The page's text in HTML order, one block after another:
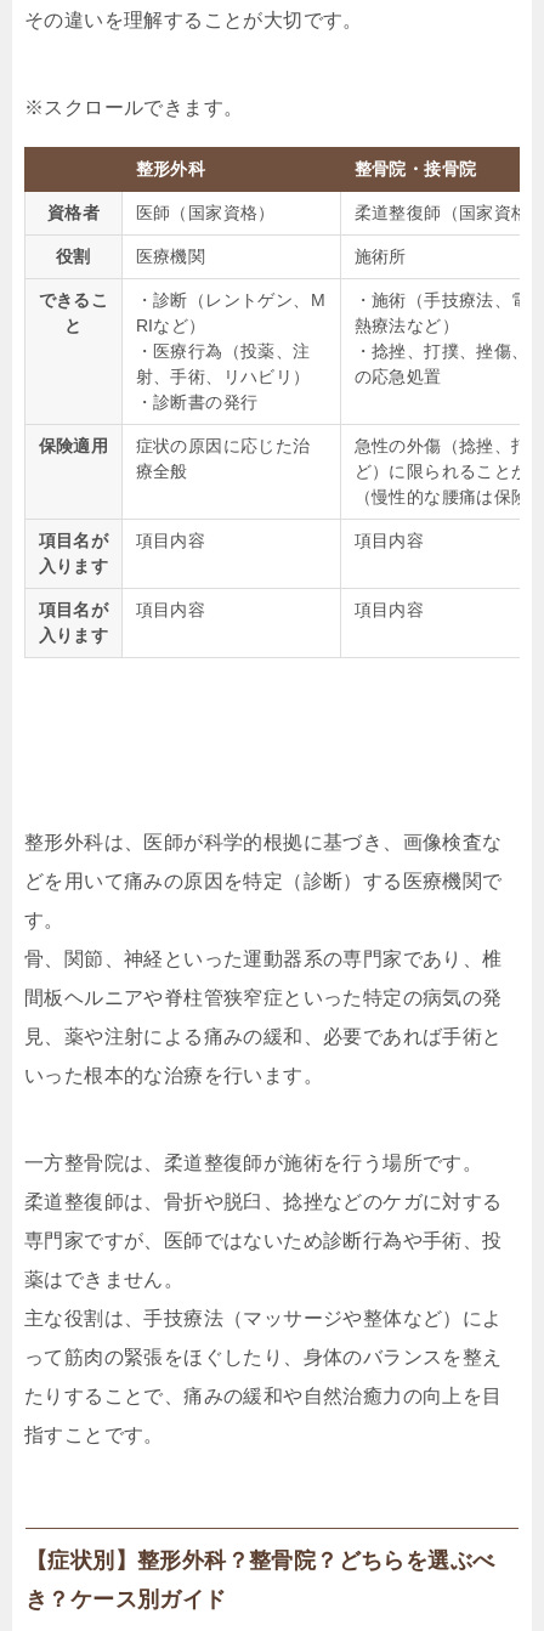
その違いを理解することが大切です。
整形外科 整骨院・接骨院
資格者 医師（国家資格） 柔道整復師（国家資格
役割 医療機関 施術所
できるこ
と
・診断（レントゲン、M
RIなど）
・医療行為（投薬、注
射、手術、リハビリ）
・診断書の発行
・施術（手技療法、電
熱療法など）
・捻挫、打撲、挫傷、
の応急処置
保険適用
症状の原因に応じた治
療全般
急性の外傷（捻挫、打
ど）に限られることが
（慢性的な腰痛は保険
項目名が
入ります
項目内容 項目内容
項目名が
入ります
項目内容 項目内容
整形外科は、医師が科学的根拠に基づき、画像検査な
どを用いて痛みの原因を特定（診断）する医療機関で
す。
骨、関節、神経といった運動器系の専門家であり、椎
間板ヘルニアや脊柱管狭窄症といった特定の病気の発
見、薬や注射による痛みの緩和、必要であれば手術と
いった根本的な治療を行います。
一方整骨院は、柔道整復師が施術を行う場所です。
柔道整復師は、骨折や脱臼、捻挫などのケガに対する
専門家ですが、医師ではないため診断行為や手術、投
薬はできません。
主な役割は、手技療法（マッサージや整体など）によ
って筋肉の緊張をほぐしたり、身体のバランスを整え
たりすることで、痛みの緩和や自然治癒力の向上を目
指すことです。
【症状別】整形外科？整骨院？どちらを選ぶべ
き？ケース別ガイド